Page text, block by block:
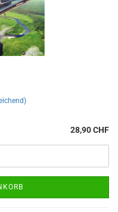
28,90 CHF